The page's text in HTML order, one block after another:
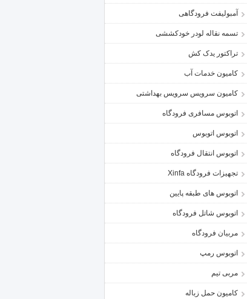
آمبولیفت فرودگاهی
تسمه نقاله لودر خودکششی
تراکتور یدک کش
کامیون خدمات آب
کامیون سرویس سرویس بهداشتی
اتوبوس مسافری فرودگاه
اتوبوس اتوبوس
اتوبوس انتقال فرودگاه
تجهیزات فرودگاه Xinfa
اتوبوس های طبقه پایین
اتوبوس شاتل فرودگاه
مربیان فرودگاه
اتوبوس رمپ
مربی تیم
کامیون حمل زباله